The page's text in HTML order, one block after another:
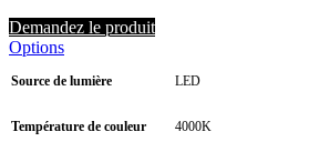
Demandez le produit
Options
Source de lumière LED
Température de couleur 4000K